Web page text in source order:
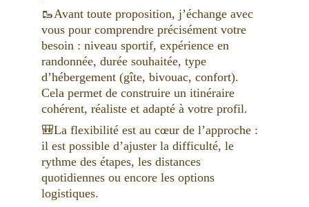
🥾Avant toute proposition, j’échange avec
vous pour comprendre précisément votre
besoin : niveau sportif, expérience en
randonnée, durée souhaitée, type
d’hébergement (gîte, bivouac, confort).
Cela permet de construire un itinéraire
cohérent, réaliste et adapté à votre profil.
🎒La flexibilité est au cœur de l’approche :
il est possible d’ajuster la difficulté, le
rythme des étapes, les distances
quotidiennes ou encore les options
logistiques.